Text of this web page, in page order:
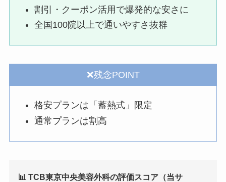
割引・クーポン活用で爆発的な安さに
全国100院以上で通いやすさ抜群
❌残念POINT
格安プランは「蓄熱式」限定
通常プランは割高
📊 TCB東京中央美容外科の評価スコア（当サ